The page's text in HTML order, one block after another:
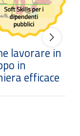
lavorare in
in
efficace